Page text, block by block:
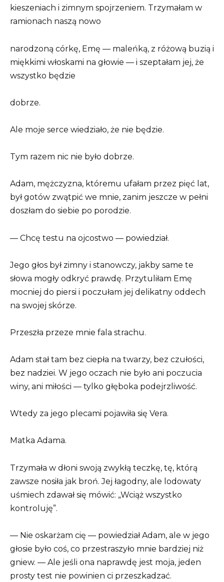
kieszeniach i zimnym spojrzeniem. Trzymałam w
ramionach naszą nowo
narodzoną córkę, Emę — maleńką, z różową buzią i
miękkimi włoskami na głowie — i szeptałam jej, że
wszystko będzie
dobrze.
Ale moje serce wiedziało, że nie będzie.
Tym razem nic nie było dobrze.
Adam, mężczyzna, któremu ufałam przez pięć lat,
był gotów zwątpić we mnie, zanim jeszcze w pełni
doszłam do siebie po porodzie.
— Chcę testu na ojcostwo — powiedział.
Jego głos był zimny i stanowczy, jakby same te
słowa mogły odkryć prawdę. Przytuliłam Emę
mocniej do piersi i poczułam jej delikatny oddech
na swojej skórze.
Przeszła przeze mnie fala strachu.
Adam stał tam bez ciepła na twarzy, bez czułości,
bez nadziei. W jego oczach nie było ani poczucia
winy, ani miłości — tylko głęboka podejrzliwość.
Wtedy za jego plecami pojawiła się Vera.
Matka Adama.
Trzymała w dłoni swoją zwykłą teczkę, tę, którą
zawsze nosiła jak broń. Jej łagodny, ale lodowaty
uśmiech zdawał się mówić: „Wciąż wszystko
kontroluję”.
— Nie oskarżam cię — powiedział Adam, ale w jego
głosie było coś, co przestraszyło mnie bardziej niż
gniew. — Ale jeśli ona naprawdę jest moja, jeden
prosty test nie powinien ci przeszkadzać.